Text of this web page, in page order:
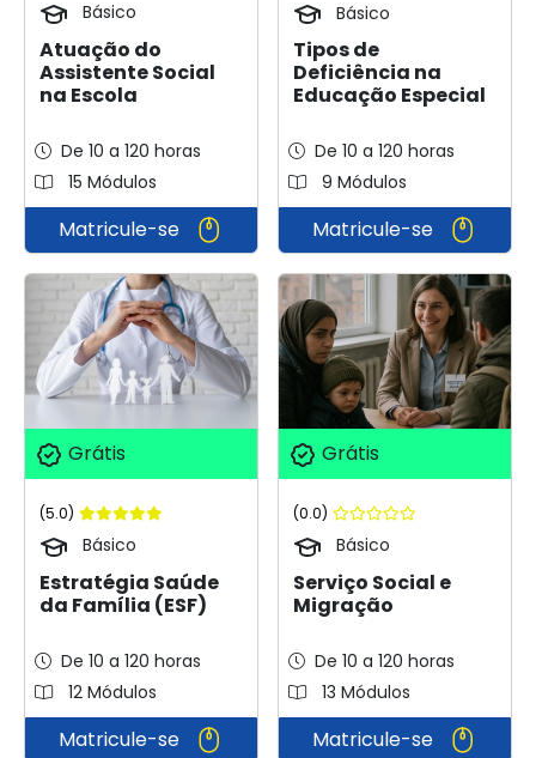
Básico
Atuação do
Assistente Social
na Escola
De 10 a 120 horas
15 Módulos
Matricule-se
Básico
Tipos de
Deficiência na
Educação Especial
De 10 a 120 horas
9 Módulos
Matricule-se
Grátis
(5.0)
Básico
Estratégia Saúde
da Família (ESF)
De 10 a 120 horas
12 Módulos
Matricule-se
Grátis
(0.0)
Básico
Serviço Social e
Migração
De 10 a 120 horas
13 Módulos
Matricule-se